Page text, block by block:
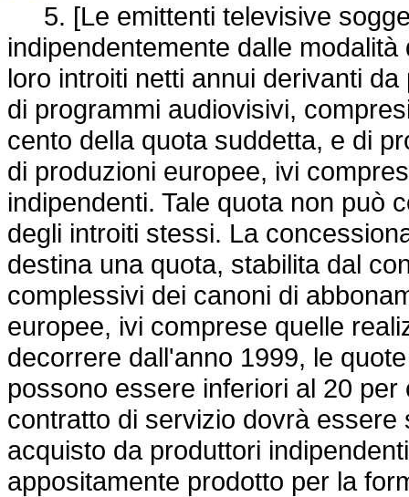
5. [Le emittenti televisive
indipendentemente dalle
loro introiti netti annui derivanti
di programmi audiovisivi,
cento della quota suddetta, e di
di produzioni europee, ivi
indipendenti. Tale quota non può
degli introiti stessi. La
destina una quota, stabilita dal
complessivi dei canoni di
europee, ivi comprese quelle
decorrere dall'anno 1999, le
possono essere inferiori al 20
contratto di servizio dovrà
acquisto da produttori
appositamente prodotto per la